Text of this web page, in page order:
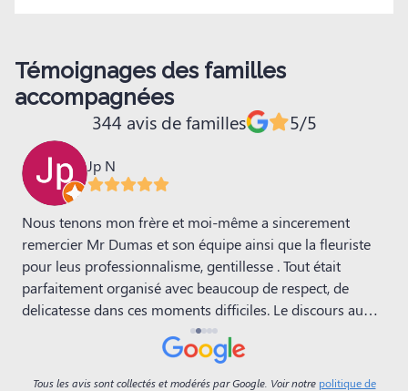
Témoignages des familles
accompagnées
344 avis de familles 5/5
Jp N
Nous tenons mon frère et moi-même a sincerement
remercier Mr Dumas et son équipe ainsi que la fleuriste
pour leus professionnalisme, gentillesse . Tout était
parfaitement organisé avec beaucoup de respect, de
delicatesse dans ces moments difficiles. Le discours au
cimetière avec la décoration restera dans nos mémoires.
Tous les avis sont collectés et modérés par Google. Voir notre politique de